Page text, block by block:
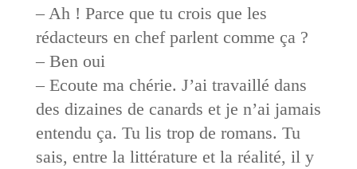
– Ah ! Parce que tu crois que les
rédacteurs en chef parlent comme ça ?
– Ben oui
– Ecoute ma chérie. J’ai travaillé dans
des dizaines de canards et je n’ai jamais
entendu ça. Tu lis trop de romans. Tu
sais, entre la littérature et la réalité, il y